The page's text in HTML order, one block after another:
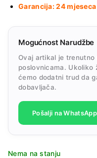
Garancija: 24 mjeseca
Mogućnost Narudžbe
Ovaj artikal je trenutno
poslovnicama. Ukoliko
ćemo dodatni trud da
dobavljača.
Pošalji na WhatsApp
Nema na stanju